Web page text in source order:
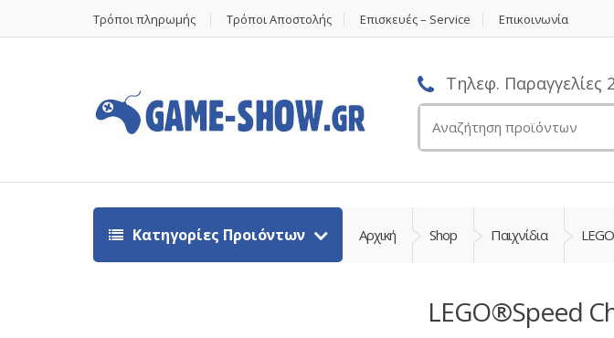
Τρόποι πληρωμής Τρόποι Αποστολής Επισκευές – Service Επικοινωνία
Τηλεφ. Παραγγελίες
για:
Κατηγορίες Προιόντων Αρχική Shop Παιχνίδια
LEGO®Speed